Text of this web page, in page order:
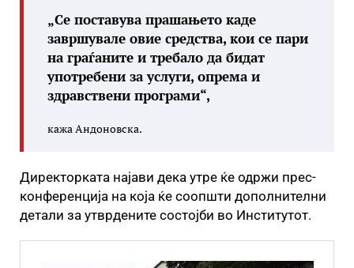
„Се поставува прашањето каде
завршувале овие средства, кои се пари
на граѓаните и требало да бидат
употребени за услуги, опрема и
здравствени програми“,
кажа Андоновска.
Директорката најави дека утре ќе одржи прес-
конференција на која ќе соопшти дополнителни
детали за утврдените состојби во Институтот.